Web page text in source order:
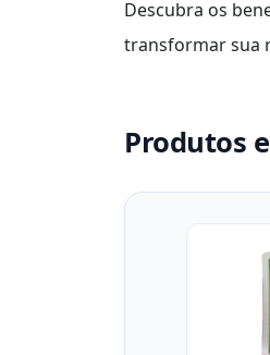
Descubra os
transformar sua
Produtos